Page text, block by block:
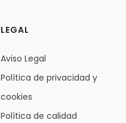
LEGAL
Aviso Legal
Política de privacidad y
cookies
Política de calidad